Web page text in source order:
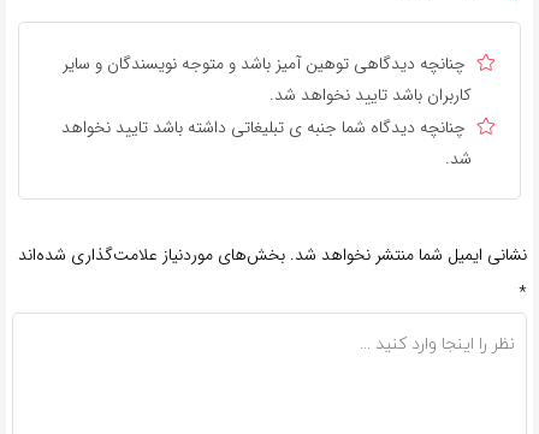
چنانچه دیدگاهی توهین آمیز باشد و متوجه نویسندگان و سایر
کاربران باشد تایید نخواهد شد.
چنانچه دیدگاه شما جنبه ی تبلیغاتی داشته باشد تایید نخواهد
شد.
نشانی ایمیل شما منتشر نخواهد شد. بخش‌های موردنیاز علامت‌گذاری شده‌اند
*